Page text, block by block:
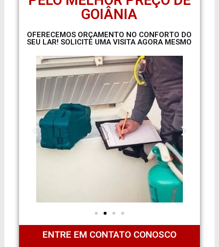
GOIÂNIA
OFERECEMOS ORÇAMENTO NO CONFORTO DO
SEU LAR! SOLICITE UMA VISITA AGORA MESMO
ENTRE EM CONTATO CONOSCO